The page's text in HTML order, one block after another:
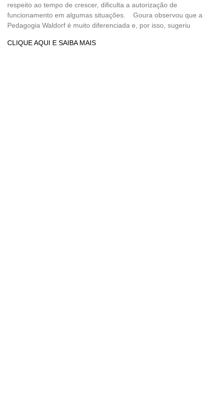
respeito ao tempo de crescer, dificulta a autorização de
funcionamento em algumas situações. Goura observou que a
Pedagogia Waldorf é muito diferenciada e, por isso, sugeriu
CLIQUE AQUI E SAIBA MAIS